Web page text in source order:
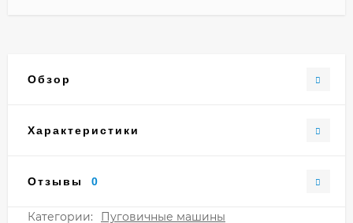
Обзор
Характеристики
Отзывы 0
Категории:
Пуговичные машины